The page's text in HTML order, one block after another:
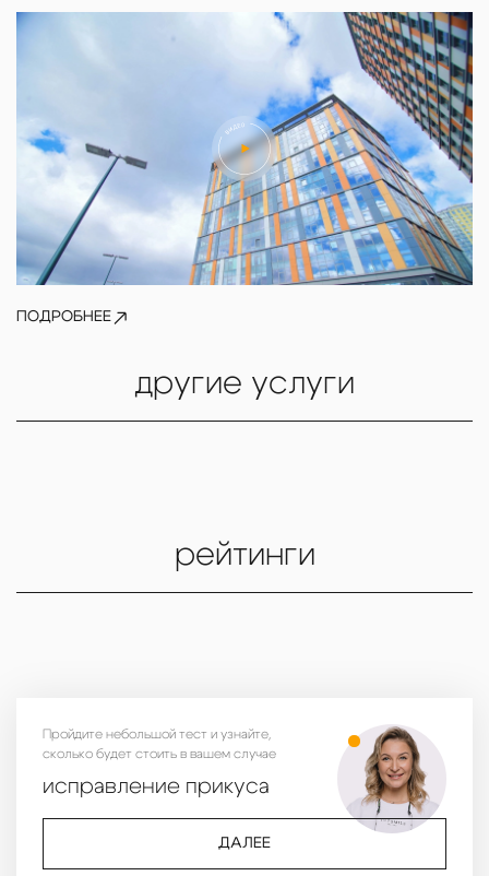
ПОДРОБНЕЕ
другие услуги
рейтинги
Пройдите небольшой тест и узнайте,
сколько будет стоить в вашем случае
исправление прикуса
ДАЛЕЕ